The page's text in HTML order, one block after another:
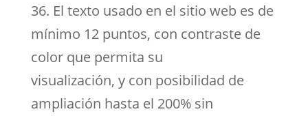
36. El texto usado en el sitio web es de
mínimo 12 puntos, con contraste de
color que permita su
visualización, y con posibilidad de
ampliación hasta el 200% sin